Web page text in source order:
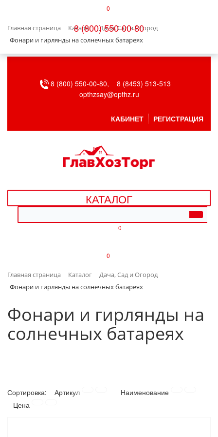
0
8 (800) 550-00-80
Главная страница Каталог
Дача, Сад и Огород
Фонари и гирлянды на солнечных батареях
БЫТОВАЯ ТЕХНИКА
ВЕНТИЛЯЦИЯ
ДАЧА, САД И ОГОРОД
ДЕТСКИЕ ТОВАРЫ
ИНТЕРЬЕР
КЛИМАТИЧЕСКАЯ ТЕХНИКА
НАСОСНОЕ ОБОРУДОВАНИЕ
8 (800) 550-00-80,
8 (8453) 513-513
opthzsay@opthz.ru
КАБИНЕТ РЕГИСТРАЦИЯ
КАТАЛОГ
0
0
Главная страница Каталог
Дача, Сад и Огород
Фонари и гирлянды на солнечных батареях
Фонари и гирлянды на
солнечных батареях
Сортировка: Артикул
Наименование
Цена